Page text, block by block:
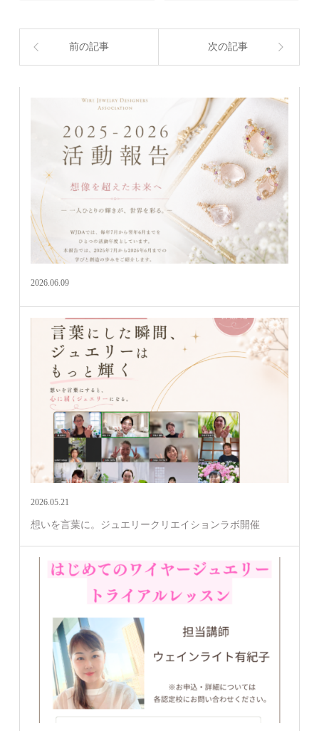
前の記事 次の記事
2026.06.09
2026.05.21
想いを言葉に。ジュエリークリエイションラボ開催